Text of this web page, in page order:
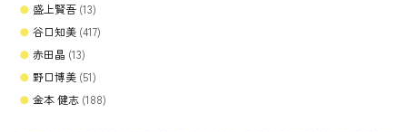
盛上賢吾 (13)
谷口知美 (417)
赤田晶 (13)
野口博美 (51)
金本 健志 (188)